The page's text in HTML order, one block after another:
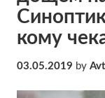
кому
03.05.2019 by